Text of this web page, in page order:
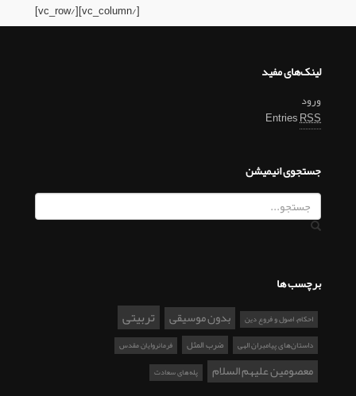
[/vc_column][/vc_row]
لینک‌های مفید
ورود
EntriesRSS
جستجوی انیمیشن
برچسب ها
احکام، اصول و فروع دین بدون موسیقی تربیتی
داستان‌های پیامبران الهی ضرب المثل فرمانروایان مقدس
معصومین علیهم السلام پله‌های سعادت